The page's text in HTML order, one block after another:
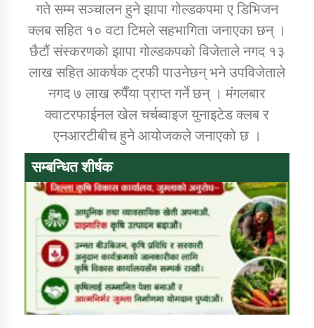
कार्यक्रम कार्यान्वयन एकाई जुम्लाको सुचना
कर्णाली प्राविधि शिक्षालय जुम्लाको सुचना
गते सम्म सञ्चालन हुने झापा गोल्डकपमा ए डिभिजन
क्लब सहित १० वटा टिमले सहभागिता जनाएका छन् ।
छैटौं संस्करणको झापा गोल्डकपको विजेताले नगद १३
लाख सहित आकर्षक ट्रफी पाउनेछन् भने उपविजेताले
नगद ७ लाख रुपैँया प्राप्त गर्ने छन् । मंगलबार
क्वाटरफाईनल खेल चर्चब्वाइज युनाइटेड क्लब र
एनआरटीबीच हुने आयोजकले जनाएको छ ।
सम्बन्धित शीर्षक